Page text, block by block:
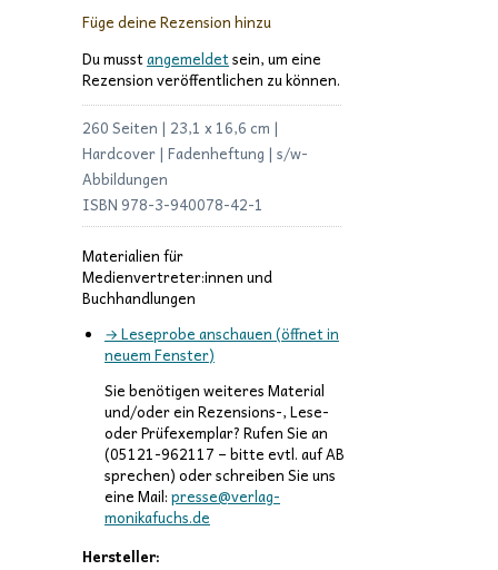
Füge deine Rezension hinzu
Du musstangemeldetsein, um eine
Rezension veröffentlichen zu können.
260 Seiten | 23,1 x 16,6 cm |
Hardcover | Fadenheftung | s/w-
Abbildungen
ISBN 978-3-940078-42-1
Materialien für
Medienvertreter:innen und
Buchhandlungen
→ Leseprobe anschauen (öffnet in
neuem Fenster)
Sie benötigen weiteres Material
und/oder ein Rezensions-, Lese-
oder Prüfexemplar? Rufen Sie an
(05121-962117 – bitte evtl. auf AB
sprechen) oder schreiben Sie uns
eine Mail:presse@verlag-
monikafuchs.de
Hersteller: